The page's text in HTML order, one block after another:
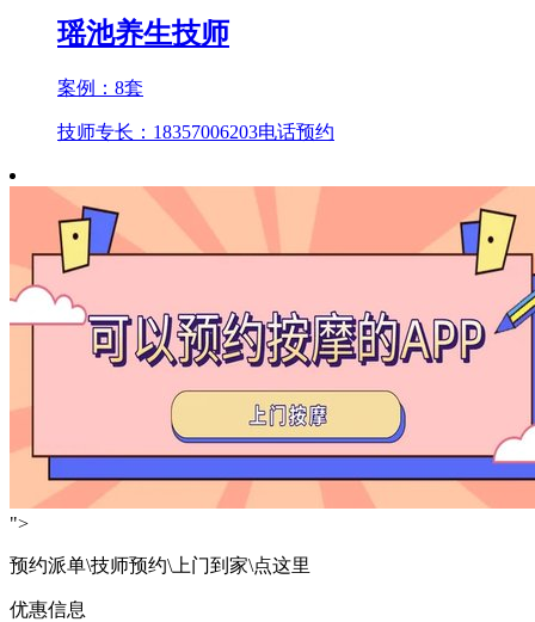
瑶池养生技师
案例： 8套
技师专长：18357006203电话预约
">
预约派单\技师预约\上门到家\点这里
优惠信息